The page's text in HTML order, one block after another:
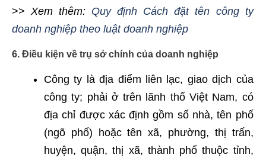
>>Xem thêm: Quy định Cách đặt tên công ty
doanh nghiệp theo luật doanh nghiệp
6. Điều kiện về trụ sở chính của doanh nghiệp
Công ty là địa điểm liên lạc, giao dịch của
công ty; phải ở trên lãnh thổ Việt Nam, có
địa chỉ được xác định gồm số nhà, tên phố
(ngõ phố) hoặc tên xã, phường, thị trấn,
huyện, quận, thị xã, thành phố thuộc tỉnh,